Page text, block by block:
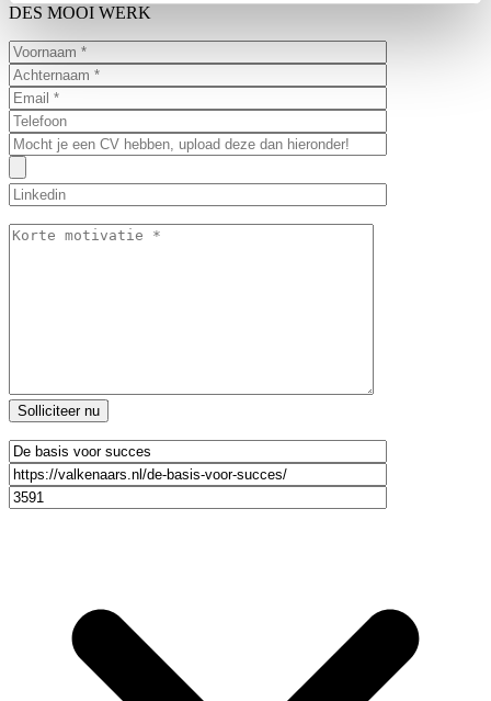
DES MOOI WERK